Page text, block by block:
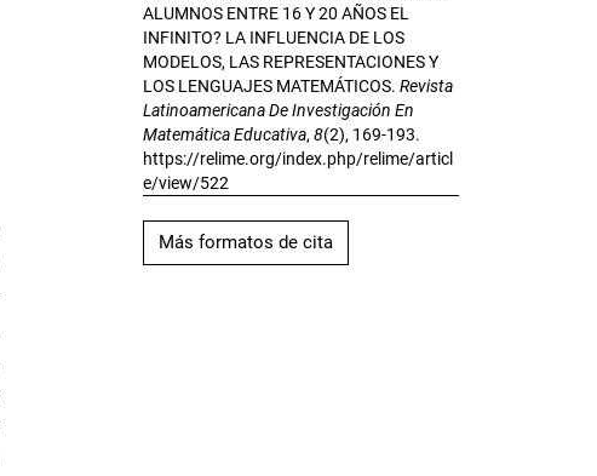
ALUMNOS ENTRE 16 Y 20 AÑOS EL
INFINITO? LA INFLUENCIA DE LOS
MODELOS, LAS REPRESENTACIONES Y
LOS LENGUAJES MATEMÁTICOS. Revista
Latinoamericana De Investigación En
Matemática Educativa, 8(2), 169-193.
https://relime.org/index.php/relime/articl
e/view/522
Más formatos de cita